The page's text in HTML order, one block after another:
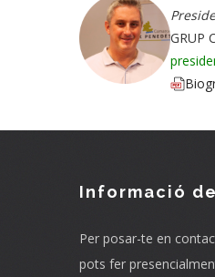
GRUP
Informació
Per posar-te en
pots fer